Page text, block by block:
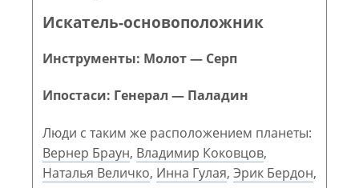
Искатель-основоположник
Инструменты: Молот — Серп
Ипостаси: Генерал — Паладин
Люди с таким же расположением планеты:
Вернер Браун, Владимир Коковцов,
Наталья Величко, Инна Гулая, Эрик Бердон,